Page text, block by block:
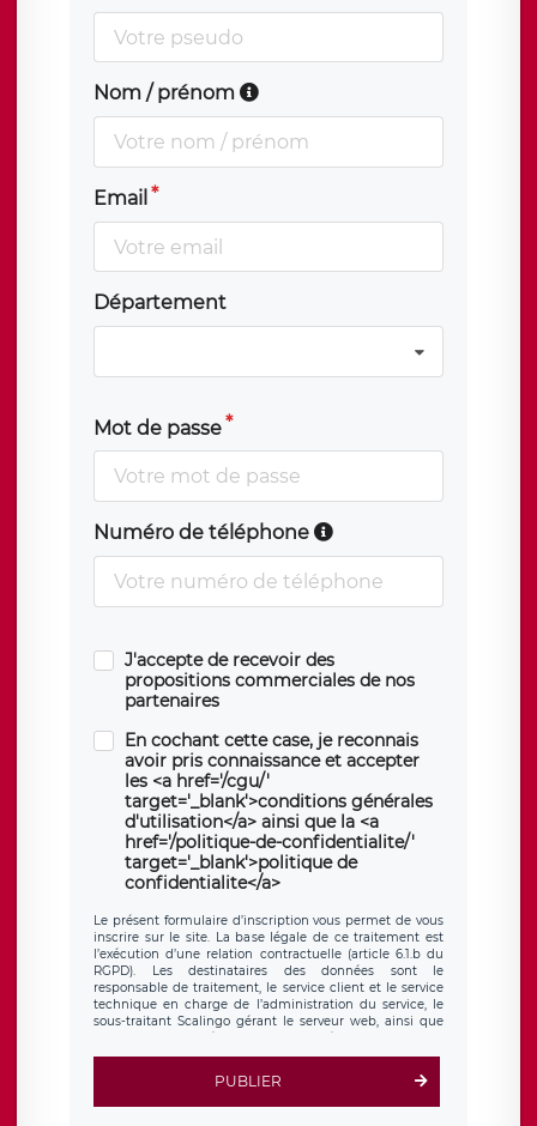
Nom / prénom
Email
Département
Mot de passe
Numéro de téléphone
J'accepte de recevoir des
propositions commerciales de nos
partenaires
En cochant cette case, je reconnais
avoir pris connaissance et accepter
les <a href='/cgu/'
target='_blank'>conditions générales
d'utilisation</a> ainsi que la <a
href='/politique-de-confidentialite/'
target='_blank'>politique de
confidentialite</a>
Le présent formulaire d’inscription vous permet de vous
inscrire sur le site. La base légale de ce traitement est
l’exécution d’une relation contractuelle (article 6.1.b du
RGPD). Les destinataires des données sont le
responsable de traitement, le service client et le service
technique en charge de l’administration du service, le
sous-traitant Scalingo gérant le serveur web, ainsi que
toute personne légalement autorisée. Le formulaire
d’inscription est hébergé sur un serveur hébergé par
clauses de
protection conformes au RGPD
. Les données collectées
sont conservées jusqu’à ce que l’Internaute en sollicite la
PUBLIER